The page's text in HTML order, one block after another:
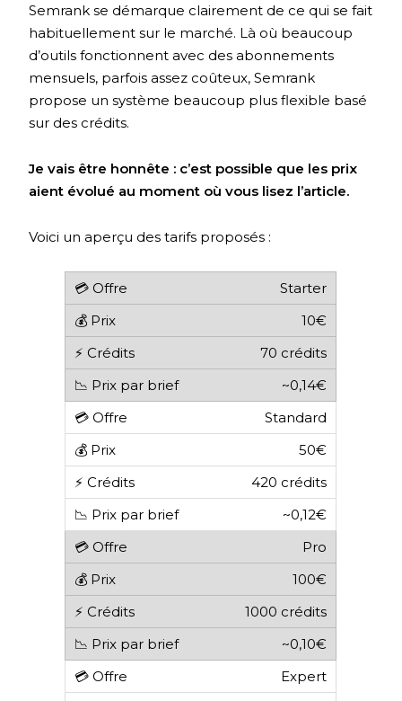
Semrank se démarque clairement de ce qui se fait
habituellement sur le marché. Là où beaucoup
d’outils fonctionnent avec des abonnements
mensuels, parfois assez coûteux, Semrank
propose un système beaucoup plus flexible basé
sur des crédits.
Je vais être honnête : c’est possible que les prix
aient évolué au moment où vous lisez l’article.
Voici un aperçu des tarifs proposés :
Starter
10€
70 crédits
~0,14€
Standard
50€
420 crédits
~0,12€
Pro
100€
1000 crédits
~0,10€
Expert